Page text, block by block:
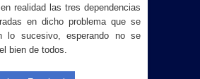
realidad las tres dependencias
en dicho problema que se
lo sucesivo, esperando no se
bien de todos.